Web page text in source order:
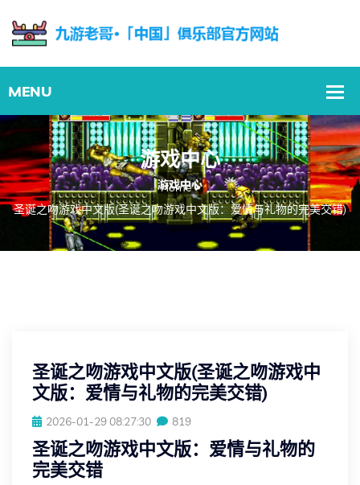
游戏中心
Home
圣诞之吻游戏中文版(圣诞之吻游戏中文版：爱情与礼物的完美交错)
圣诞之吻游戏中文版(圣诞之吻游戏中
文版：爱情与礼物的完美交错)
2026-01-29 08:27:30 819
圣诞之吻游戏中文版：爱情与礼物的
完美交错